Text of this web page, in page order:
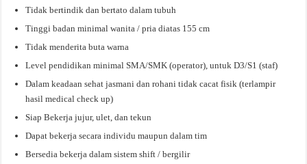
Tidak bertindik dan bertato dalam tubuh
Tinggi badan minimal wanita / pria diatas 155 cm
Tidak menderita buta warna
Level pendidikan minimal SMA/SMK (operator), untuk D3/S1 (staf)
Dalam keadaan sehat jasmani dan rohani tidak cacat fisik (terlampir
hasil medical check up)
Siap Bekerja jujur, ulet, dan tekun
Dapat bekerja secara individu maupun dalam tim
Bersedia bekerja dalam sistem shift / bergilir